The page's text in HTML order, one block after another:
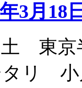
3月18
東
タリ 小